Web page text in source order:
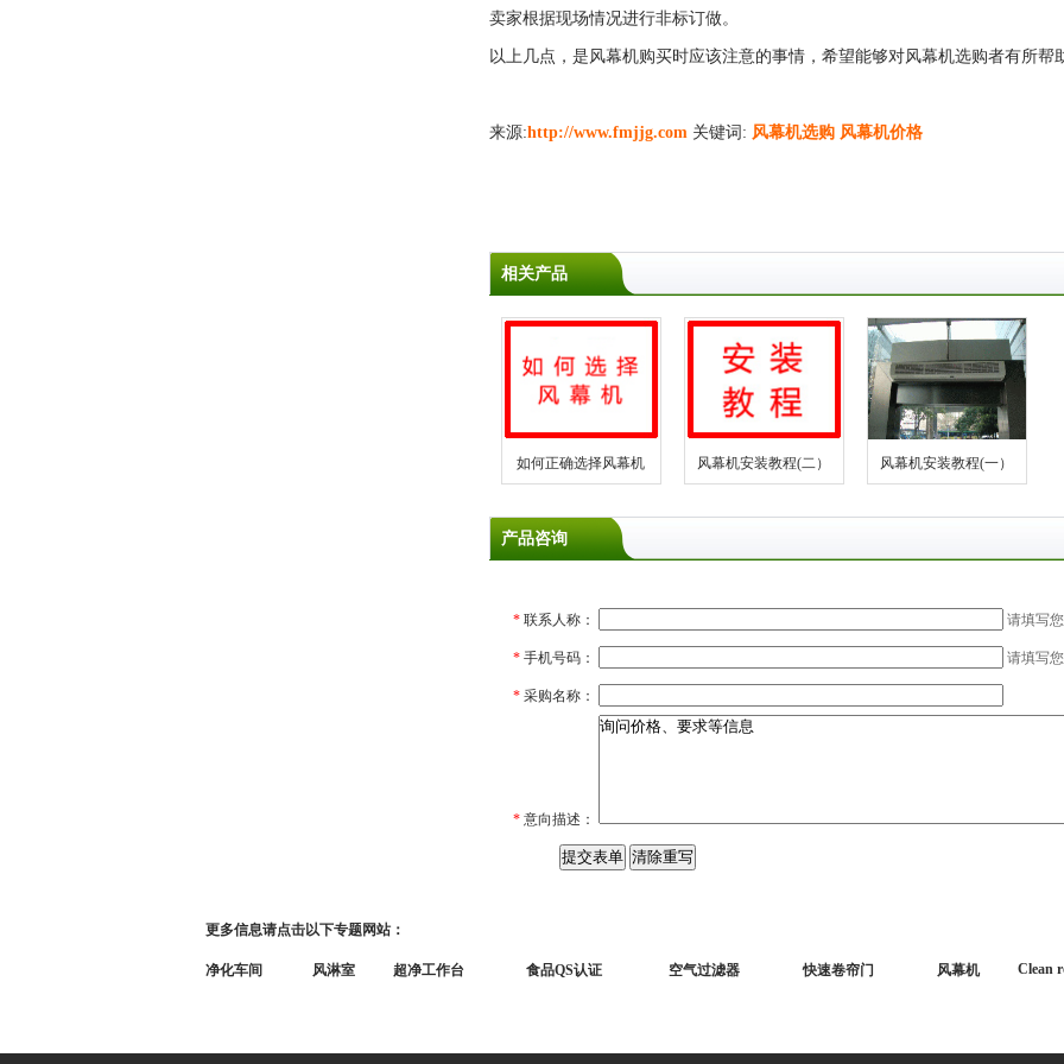
卖家根据现场情况进行非标订做。
以上几点，是风幕机购买时应该注意的事情，希望能够对风幕机选购者有所帮
来源:http://www.fmjjg.com关键词: 风幕机选购 风幕机价格
相关产品
如何正确选择风幕机 风幕机安装教程(二） 风幕机安装教程(一）
产品咨询
*联系人称： 请填写
*手机号码： 请填写
*采购名称：
*意向描述：
更多信息请点击以下专题网站：
净化车间 风淋室 超净工作台 食品QS认证 空气过滤器 快速卷帘门 风幕机 Clean